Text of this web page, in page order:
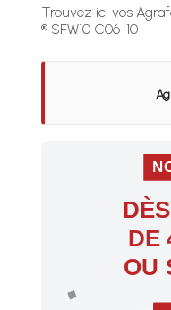
Trouvez ici vos
® SFW10 C06-10
DE
OU